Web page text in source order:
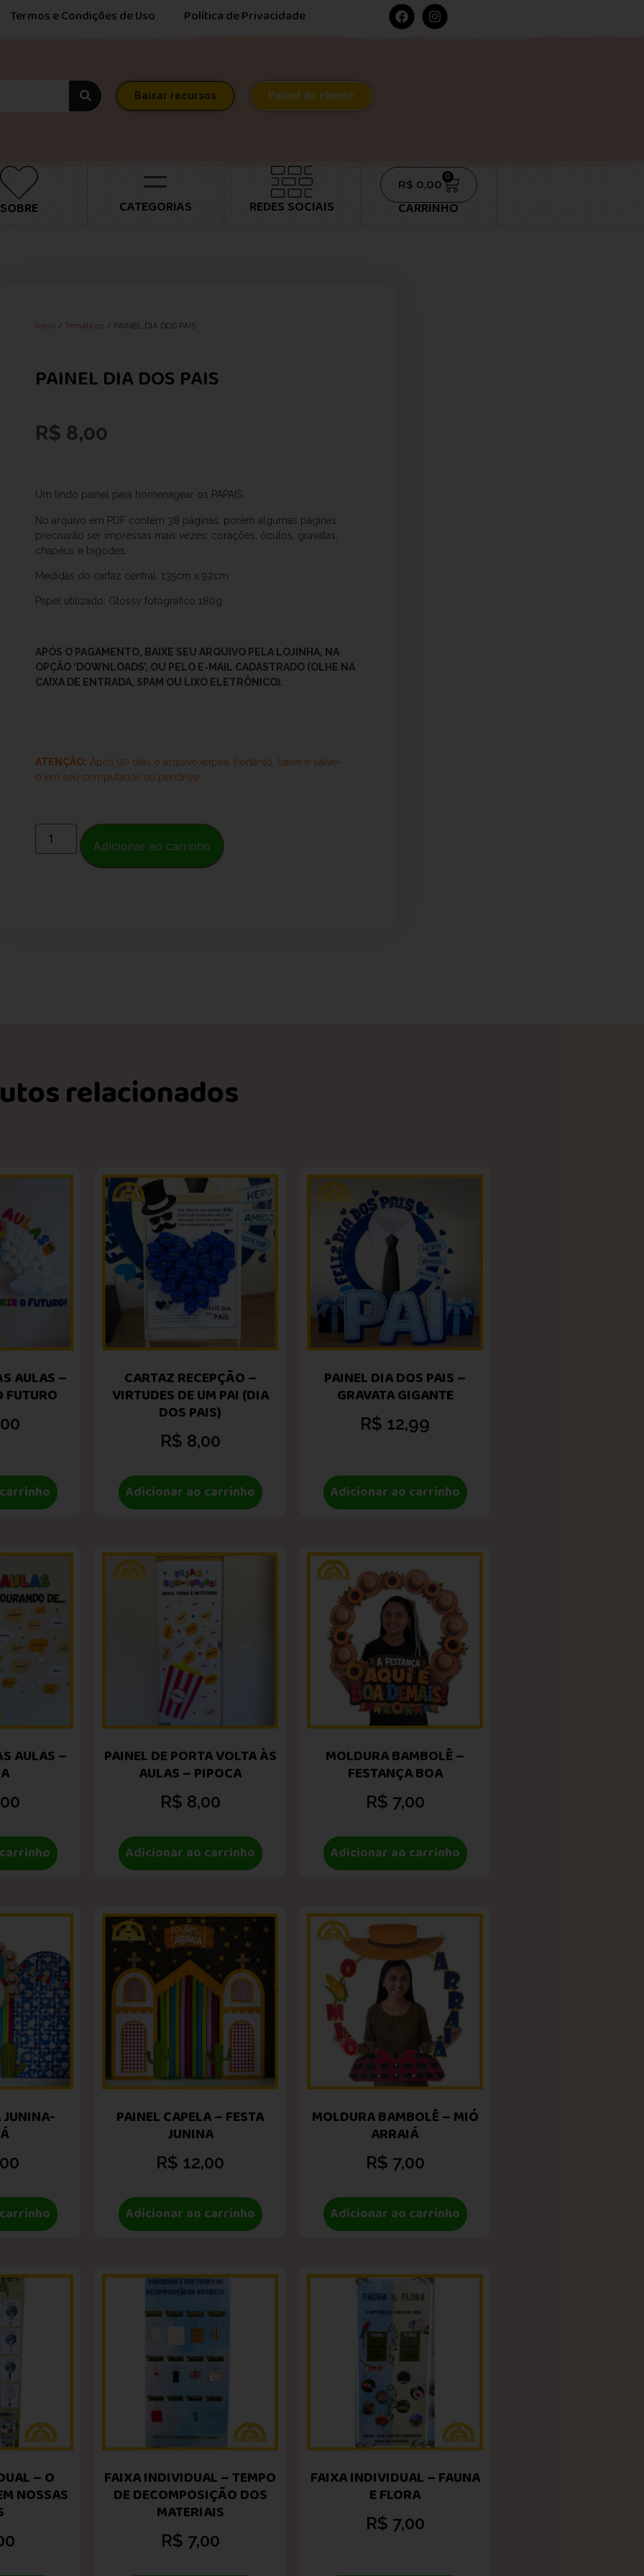
Termos e Condições de Uso Política de Privacidade
Baixar recursos Painel do cliente
SOBRE CATEGORIAS REDES SOCIAIS
R$ 0,00
0
CARRINHO
Início / Temáticos / PAINEL DIA DOS PAIS
PAINEL DIA DOS PAIS
R$ 8,00
Um lindo painel para homenagear os PAPAIS.
No arquivo em PDF contém 38 páginas, porém algumas páginas
precisarão ser impressas mais vezes: corações, óculos, gravatas,
chapéus e bigodes.
Medidas do cartaz central: 135cm x 92cm.
Papel utilizado: Glossy fotográfico 180g.
APÓS O PAGAMENTO, BAIXE SEU ARQUIVO PELA LOJINHA, NA
OPÇÃO ‘DOWNLOADS’, OU PELO E-MAIL CADASTRADO (OLHE NA
CAIXA DE ENTRADA, SPAM OU LIXO ELETRÔNICO).
ATENÇÃO: Após 90 dias o arquivo expira. Portanto, baixe e salve-
o em seu computador ou pendrive.
Adicionar ao carrinho
relacionados
AULAS – CARTAZ RECEPÇÃO –
VIRTUDES DE UM PAI (DIA
DOS PAIS)
R$ 8,00
Adicionar ao carrinho
PAINEL DIA DOS PAIS –
GRAVATA GIGANTE
R$ 12,99
Adicionar ao carrinho
AULAS – PAINEL DE PORTA VOLTA ÀS
AULAS – PIPOCA
R$ 8,00
Adicionar ao carrinho
MOLDURA BAMBOLÊ –
FESTANÇA BOA
R$ 7,00
Adicionar ao carrinho
JUNINA- PAINEL CAPELA – FESTA
JUNINA
R$ 12,00
Adicionar ao carrinho
MOLDURA BAMBOLÊ – MIÓ
ARRAIÁ
R$ 7,00
Adicionar ao carrinho
– O
NOSSAS
FAIXA INDIVIDUAL – TEMPO
DE DECOMPOSIÇÃO DOS
MATERIAIS
R$ 7,00
FAIXA INDIVIDUAL – FAUNA
E FLORA
R$ 7,00